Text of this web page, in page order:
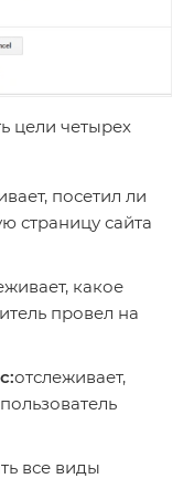
цели четырех
посетил ли
страницу сайта
какое
провел на
отслеживает,
все виды